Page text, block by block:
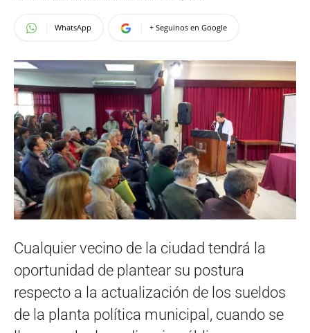
WhatsApp + Seguinos en Google
Cualquier vecino de la ciudad tendrá la
oportunidad de plantear su postura
respecto a la actualización de los sueldos
de la planta política municipal, cuando se